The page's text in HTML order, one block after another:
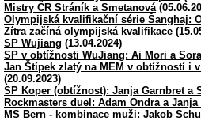
Mistry ČR Stráník a Smetanová
Olympijská kvalifikační série Šanghaj:
Zítra začíná olympijská kvalifikace
SP Wujiang (13.04.2024)
SP v obtížnosti WuJiang: Ai Mori a
Jan Štípek zlatý na MEM v obtížností i
(20.09.2023)
SP Koper (obtížnost): Janja Garnbret a
Rockmasters duel: Adam Ondra a Janja
MS Bern - kombinace muži: Jakob